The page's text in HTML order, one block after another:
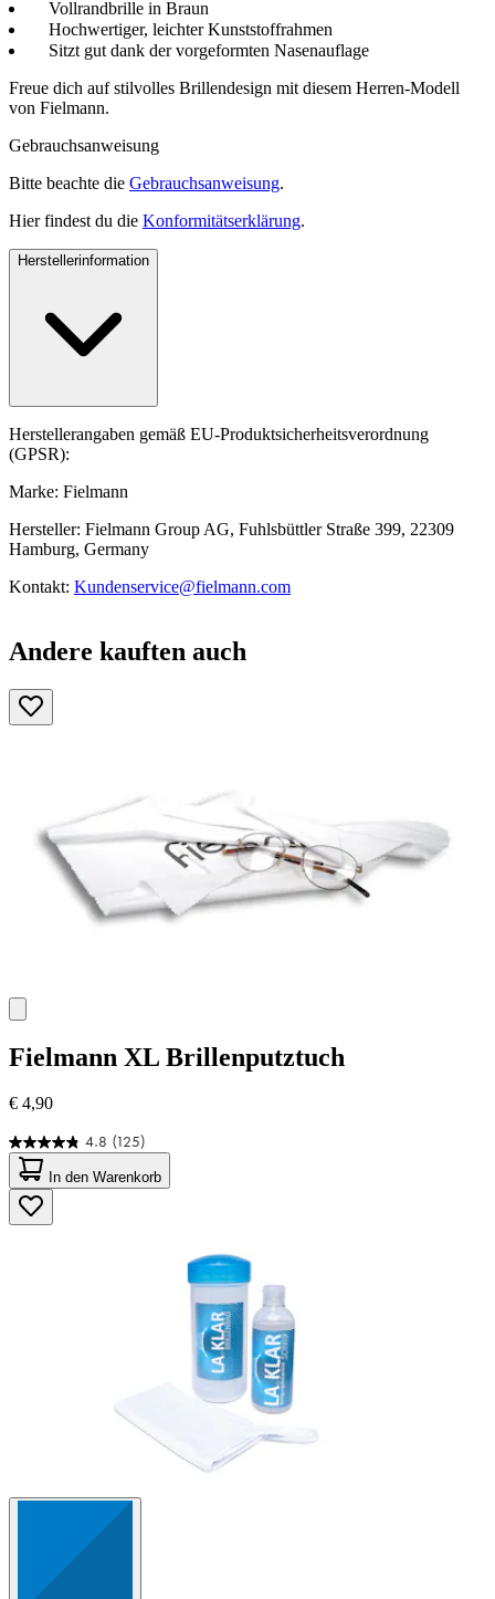
Vollrandbrille in Braun
Hochwertiger, leichter Kunststoffrahmen
Sitzt gut dank der vorgeformten Nasenauflage
Freue dich auf stilvolles Brillendesign mit diesem Herren-Modell
von Fielmann.
Gebrauchsanweisung
Bitte beachte die Gebrauchsanweisung.
Hier findest du die Konformitätserklärung.
Herstellerinformation
Herstellerangaben gemäß EU-Produktsicherheitsverordnung
(GPSR):
Marke: Fielmann
Hersteller: Fielmann Group AG, Fuhlsbüttler Straße 399, 22309
Hamburg, Germany
Kontakt: Kundenservice@fielmann.com
Andere kauften auch
Fielmann XL Brillenputztuch
€ 4,90
4.8 (125)
4.8
von
5
Sternen.
125
In den Warenkorb